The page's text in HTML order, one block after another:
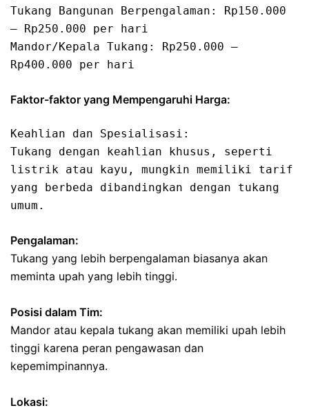
Tukang Bangunan Berpengalaman: Rp150.000
– Rp250.000 per hari
Mandor/Kepala Tukang: Rp250.000 –
Rp400.000 per hari
Faktor-faktor yang Mempengaruhi Harga:
Keahlian dan Spesialisasi:
Tukang dengan keahlian khusus, seperti
listrik atau kayu, mungkin memiliki tarif
yang berbeda dibandingkan dengan tukang
umum.
Pengalaman:
Tukang yang lebih berpengalaman biasanya akan
meminta upah yang lebih tinggi.
Posisi dalam Tim:
Mandor atau kepala tukang akan memiliki upah lebih
tinggi karena peran pengawasan dan
kepemimpinannya.
Lokasi: